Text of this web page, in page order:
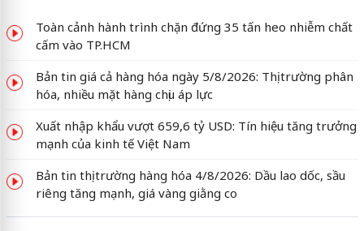
Toàn cảnh hành trình chặn đứng 35 tấn heo nhiễm chất
cấm vào TP.HCM
Bản tin giá cả hàng hóa ngày 5/8/2026: Thị trường phân
hóa, nhiều mặt hàng chịu áp lực
Xuất nhập khẩu vượt 659,6 tỷ USD: Tín hiệu tăng trưởng
mạnh của kinh tế Việt Nam
Bản tin thị trường hàng hóa 4/8/2026: Dầu lao dốc, sầu
riêng tăng mạnh, giá vàng giằng co